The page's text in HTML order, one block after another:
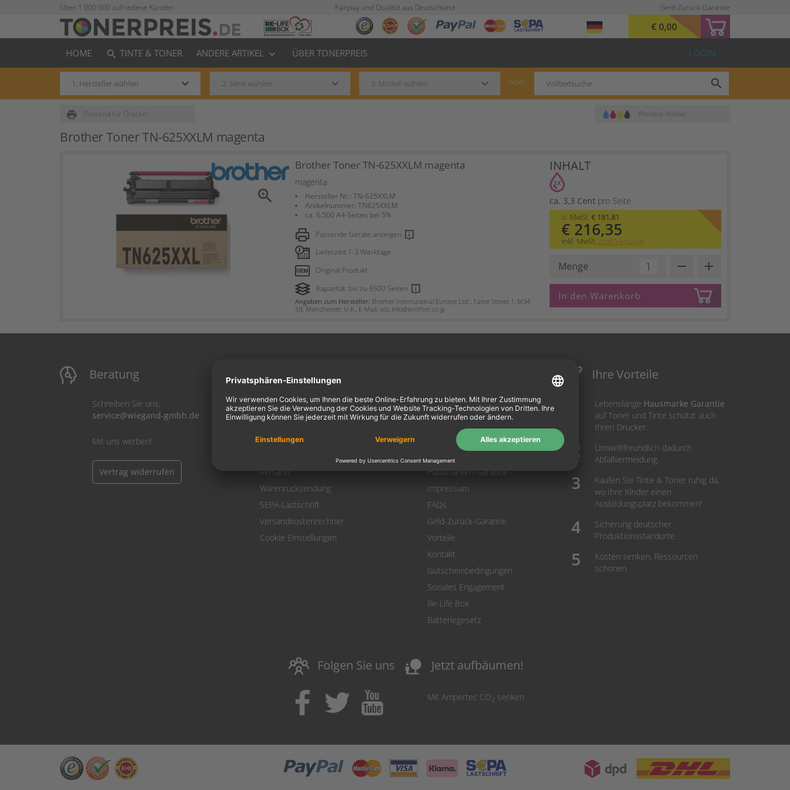
Über 1.000.000 zufriedene Kunden Fairplay und Qualität aus Deutschland Geld-Zurück-Garantie
€ 0,00
HOME search TINTE & TONER ANDERE ARTIKEL keyboard_arrow_down ÜBER TONERPREIS LOGIN
keyboard_arrow_down keyboard_arrow_down keyboard_arrow_down oder search
Passend für Drucker
print Weitere Artikel
Brother Toner TN-625XXLM magenta
zoom_in
Brother Toner TN-625XXLM magenta
magenta
Hersteller Nr.: TN-625XXLM
Artikelnummer: TN625XXLM
ca. 6.500 A4-Seiten bei 5%
Passende Geräte anzeigen
Lieferzeit 1-3 Werktage
Original Produkt
Kapazität: bis zu 6500 Seiten
Angaben zum Hersteller: Brother International Europe Ltd., Tame Street 1, M34
5JE Manchester, U.K., E-Mail: sds.info@brother.co.jp
INHALT
1X
ca. 3,3 Centpro Seite
o. MwSt. € 181,81
€ 216,35
inkl. MwSt. zzgl. Versand
Menge remove add
In den Warenkorb
Beratung
Schreiben Sie uns:
service@wiegand-gmbh.de
Mit uns werben!
Vertrag widerrufen
Mein Konto
Mein Konto
Login
Warenkorb
Versand
Warenrücksendung
SEPA-Lastschrift
Versandkostenrechner
Cookie Einstellungen
Über uns
AGB
Datenschutz
Hausmarken-Garantie
Impressum
FAQs
Geld-Zurück-Garantie
Vorteile
Kontakt
Gutscheinbedingungen
Soziales Engagement
Re-Life Box
Batteriegesetz
Ihre Vorteile
Lebenslange Hausmarke Garantie
auf Toner und Tinte schützt auch
Ihren Drucker.
Umweltfreundlich dadurch
Abfallvermeidung.
Kaufen Sie Tinte & Toner ruhig da,
wo Ihre Kinder einen
Ausbildungsplatz bekommen!
Sicherung deutscher
Produktionsstandorte.
Kosten senken, Ressourcen
schonen.
Folgen Sie uns nature_people Jetzt aufbäumen!
Mit Ampertec CO2 senken